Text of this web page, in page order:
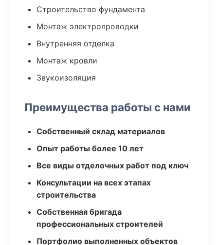
Строительство фундамента
Монтаж электропроводки
Внутренняя отделка
Монтаж кровли
Звукоизоляция
Преимущества работы с нами
Собственный склад материалов
Опыт работы более 10 лет
Все виды отделочных работ под ключ
Консультации на всех этапах
строительства
Собственная бригада
профессиональных строителей
Портфолио выполненных объектов